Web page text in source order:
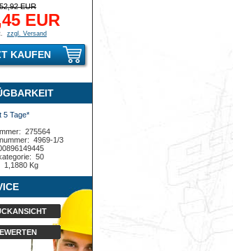
EUR
EUR
zzgl. Versand
KAUFEN
5 Tage*
275564
4969-1/3
50
1,1880 Kg